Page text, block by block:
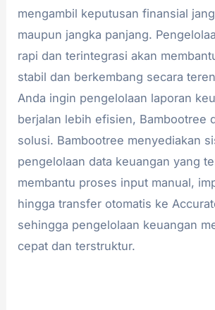
mengambil keputusan finansial
maupun jangka panjang.
rapi dan terintegrasi akan
stabil dan berkembang secara
Anda ingin pengelolaan laporan
berjalan lebih efisien, Bambootree
solusi. Bambootree menyediakan
pengelolaan data keuangan yang
membantu proses input manual,
hingga transfer otomatis ke
sehingga pengelolaan keuangan
cepat dan terstruktur.